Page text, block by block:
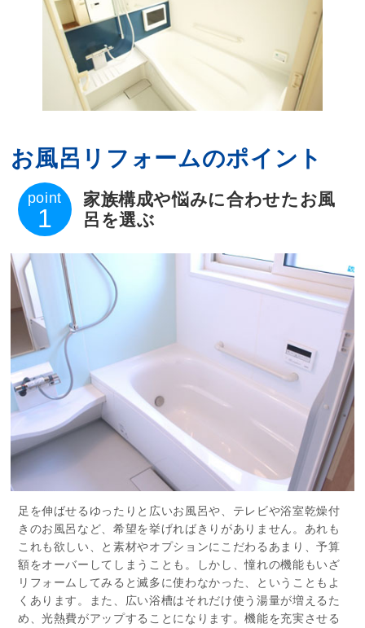
お風呂リフォームのポイント
point
1
家族構成や悩みに合わせたお風
呂を選ぶ
足を伸ばせるゆったりと広いお風呂や、テレビや浴室乾燥付
きのお風呂など、希望を挙げればきりがありません。あれも
これも欲しい、と素材やオプションにこだわるあまり、予算
額をオーバーしてしまうことも。しかし、憧れの機能もいざ
リフォームしてみると滅多に使わなかった、ということもよ
くあります。また、広い浴槽はそれだけ使う湯量が増えるた
め、光熱費がアップすることになります。機能を充実させる